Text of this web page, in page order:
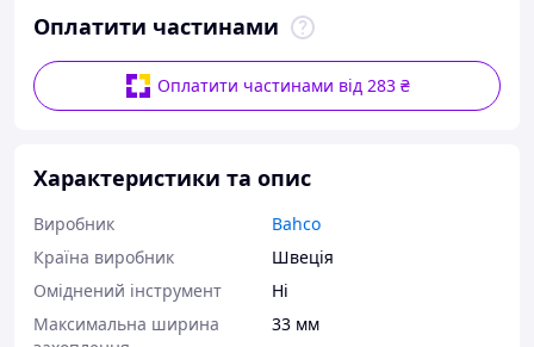
Оплатити частинами
Оплатити частинами від 283 ₴
Характеристики та опис
Виробник
Bahco
Країна виробник
Швеція
Оміднений інструмент
Ні
Максимальна ширина
33 мм